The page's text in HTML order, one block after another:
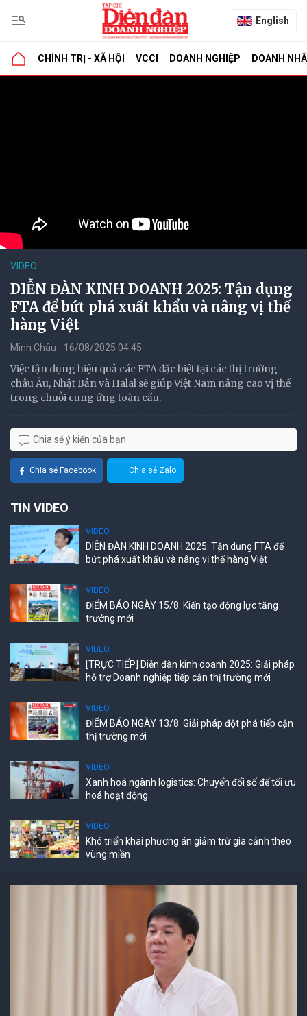
English
CHÍNH TRỊ - XÃ HỘI VCCI DOANH NGHIỆP DOANH
VIDEO
DIỄN ĐÀN KINH DOANH 2025: Tận dụng
FTA để bứt phá xuất khẩu và nâng vị thế
hàng Việt
Minh Châu - 16/08/2025 04:45
Việc tận dụng hiệu quả các FTA đặc biệt tại các thị trường
châu Âu, Nhật Bản và Halal sẽ giúp Việt Nam nâng cao vị thế
trong chuỗi cung ứng toàn cầu.
Chia sẻ ý kiến của bạn
Chia sẻ Facebook Chia sẻ Zalo
TIN VIDEO
VIDEO
DIỄN ĐÀN KINH DOANH 2025: Tận dụng FTA để
bứt phá xuất khẩu và nâng vị thế hàng Việt
VIDEO
ĐIỂM BÁO NGÀY 15/8: Kiến tạo động lực tăng
trưởng mới
VIDEO
[TRỰC TIẾP] Diễn đàn kinh doanh 2025: Giải pháp
hỗ trợ Doanh nghiệp tiếp cận thị trường mới
VIDEO
ĐIỂM BÁO NGÀY 13/8: Giải pháp đột phá tiếp cận
thị trường mới
VIDEO
Xanh hoá ngành logistics: Chuyển đổi số để tối ưu
hoá hoạt động
VIDEO
Khó triển khai phương án giảm trừ gia cảnh theo
vùng miền